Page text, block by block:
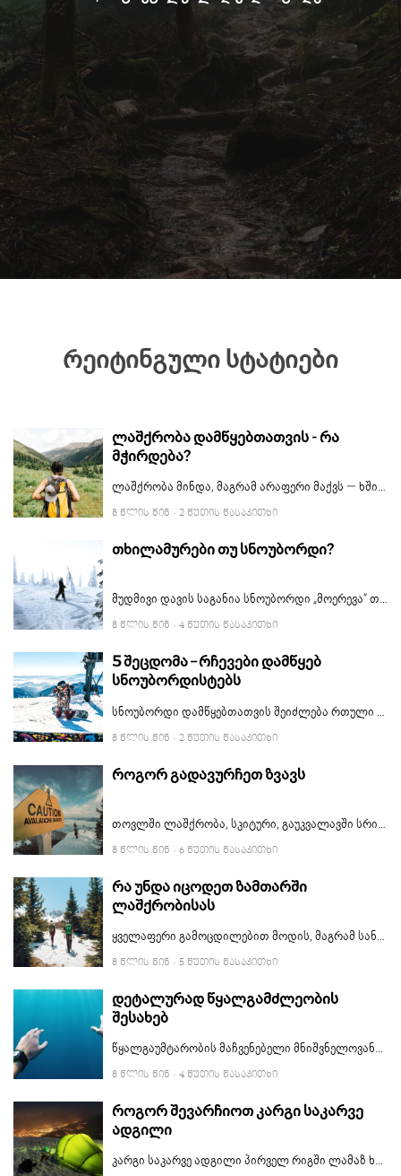
რეიტინგული სტატიები
ლაშქრობა დამწყებთათვის - რა
მჭირდება?
8 ᲬᲚᲘᲡ ᲬᲘᲜ · 2 ᲬᲣᲗᲘᲡ ᲬᲐᲡᲐᲙᲘᲗᲮᲘ
თხილამურები თუ სნოუბორდი?
მუდმივი დავის საგანია სნოუბორდი „მოერევა“ თუ თხილამურები. ეს კამათი რომ ცოტა არგუმენტებით გავამყაროთ, ამ სტატიაში ჩამოვწერთ თხილამურების და სნოუბორდის დადებით და უარყოფით მხარეებს. საბოლოო აზრი კი თქვენით გამოიტანეთ.
8 ᲬᲚᲘᲡ ᲬᲘᲜ · 4 ᲬᲣᲗᲘᲡ ᲬᲐᲡᲐᲙᲘᲗᲮᲘ
5 შეცდომა – რჩევები დამწყებ
სნოუბორდისტებს
8 ᲬᲚᲘᲡ ᲬᲘᲜ · 2 ᲬᲣᲗᲘᲡ ᲬᲐᲡᲐᲙᲘᲗᲮᲘ
როგორ გადავურჩეთ ზვავს
8 ᲬᲚᲘᲡ ᲬᲘᲜ · 6 ᲬᲣᲗᲘᲡ ᲬᲐᲡᲐᲙᲘᲗᲮᲘ
რა უნდა იცოდეთ ზამთარში
ლაშქრობისას
8 ᲬᲚᲘᲡ ᲬᲘᲜ · 5 ᲬᲣᲗᲘᲡ ᲬᲐᲡᲐᲙᲘᲗᲮᲘ
დეტალურად წყალგამძლეობის
შესახებ
8 ᲬᲚᲘᲡ ᲬᲘᲜ · 4 ᲬᲣᲗᲘᲡ ᲬᲐᲡᲐᲙᲘᲗᲮᲘ
როგორ შევარჩიოთ კარგი საკარვე
ადგილი
კარგი საკარვე ადგილი პირველ რიგში ლამაზ ხედთან ასოცირდება. ხედის შერჩევამდე, ჯობს თუ რჩევებს და უსაფრთხოების წესებს გადავხედავთ. ამ სტატიაში მოკლედ არის აღწერილი, როგორ ვიპოვოთ კარგი ადგილი კარვისთვის.